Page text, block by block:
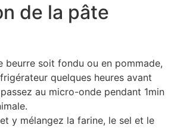
de la pâte
beurre soit fondu ou en pommade,
quelques heures avant
au micro-onde pendant 1min
y mélangez la farine, le sel et le